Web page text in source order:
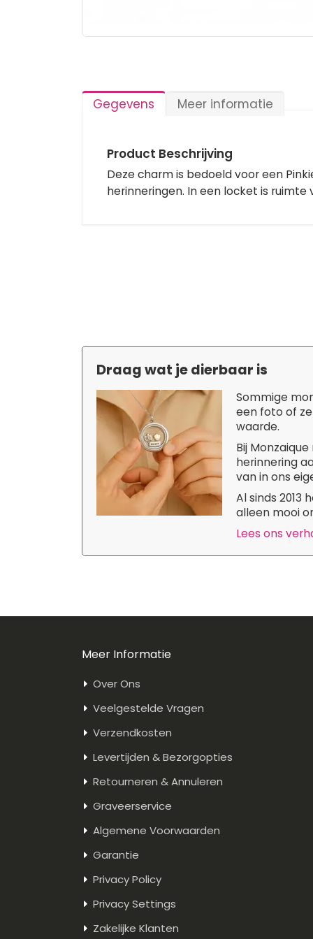
van
Gegevens
Product Beschrijving
Deze charm is bedoeld voor een
herinneringen. In een locket is ruimte
Meer informatie
Draag wat je dierbaar is
Sommige
een foto of
waarde.
Bij
herinnering
van in ons
Al sinds
alleen mooi
Lees ons
Meer Informatie
Over Ons
Veelgestelde Vragen
Verzendkosten
Levertijden & Bezorgopties
Retourneren & Annuleren
Graveerservice
Algemene Voorwaarden
Garantie
Privacy Policy
Privacy Settings
Zakelijke Klanten